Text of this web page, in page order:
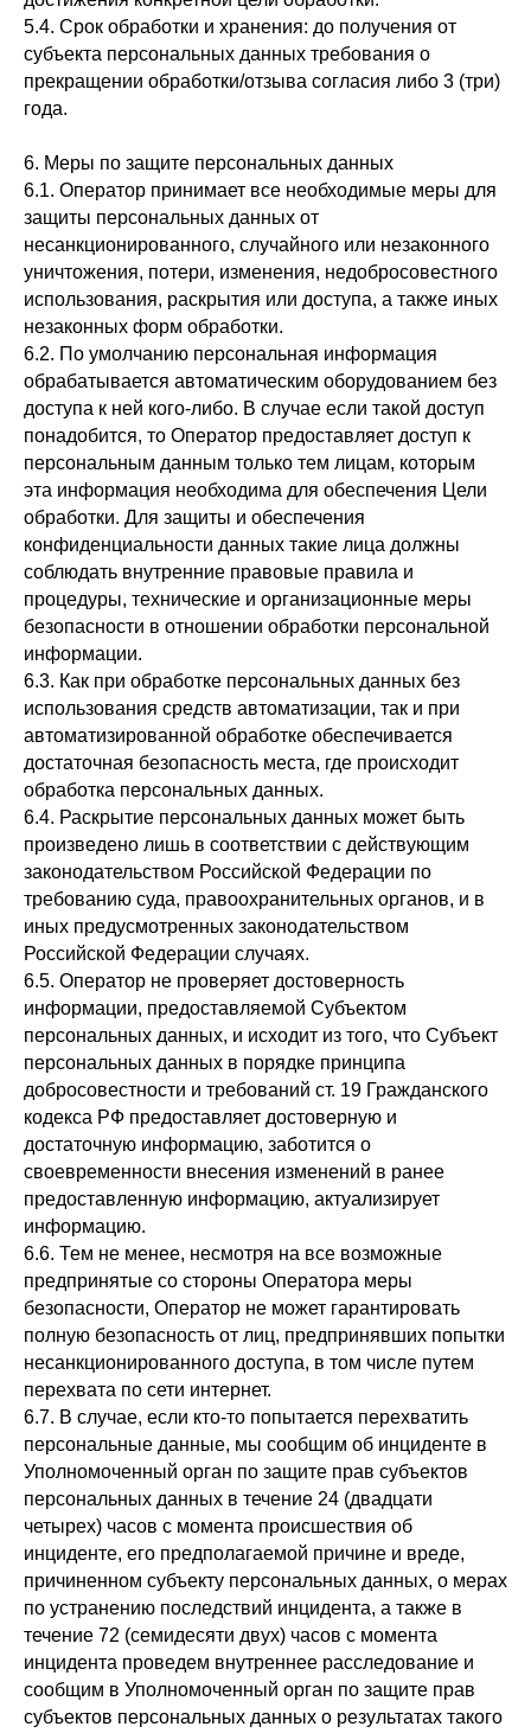
5.4. Срок обработки и хранения: до получения от
субъекта персональных данных требования о
прекращении обработки/отзыва согласия либо 3 (три)
года.
6. Меры по защите персональных данных
6.1. Оператор принимает все необходимые меры для
защиты персональных данных от
несанкционированного, случайного или незаконного
уничтожения, потери, изменения, недобросовестного
использования, раскрытия или доступа, а также иных
незаконных форм обработки.
6.2. По умолчанию персональная информация
обрабатывается автоматическим оборудованием без
доступа к ней кого-либо. В случае если такой доступ
понадобится, то Оператор предоставляет доступ к
персональным данным только тем лицам, которым
эта информация необходима для обеспечения Цели
обработки. Для защиты и обеспечения
конфиденциальности данных такие лица должны
соблюдать внутренние правовые правила и
процедуры, технические и организационные меры
безопасности в отношении обработки персональной
информации.
6.3. Как при обработке персональных данных без
использования средств автоматизации, так и при
автоматизированной обработке обеспечивается
достаточная безопасность места, где происходит
обработка персональных данных.
6.4. Раскрытие персональных данных может быть
произведено лишь в соответствии с действующим
законодательством Российской Федерации по
требованию суда, правоохранительных органов, и в
иных предусмотренных законодательством
Российской Федерации случаях.
6.5. Оператор не проверяет достоверность
информации, предоставляемой Субъектом
персональных данных, и исходит из того, что Субъект
персональных данных в порядке принципа
добросовестности и требований ст. 19 Гражданского
кодекса РФ предоставляет достоверную и
достаточную информацию, заботится о
своевременности внесения изменений в ранее
предоставленную информацию, актуализирует
информацию.
6.6. Тем не менее, несмотря на все возможные
предпринятые со стороны Оператора меры
безопасности, Оператор не может гарантировать
полную безопасность от лиц, предпринявших попытки
несанкционированного доступа, в том числе путем
перехвата по сети интернет.
6.7. В случае, если кто-то попытается перехватить
персональные данные, мы сообщим об инциденте в
Уполномоченный орган по защите прав субъектов
персональных данных в течение 24 (двадцати
четырех) часов с момента происшествия об
инциденте, его предполагаемой причине и вреде,
причиненном субъекту персональных данных, о мерах
по устранению последствий инцидента, а также в
течение 72 (семидесяти двух) часов с момента
инцидента проведем внутреннее расследование и
сообщим в Уполномоченный орган по защите прав
субъектов персональных данных о результатах такого